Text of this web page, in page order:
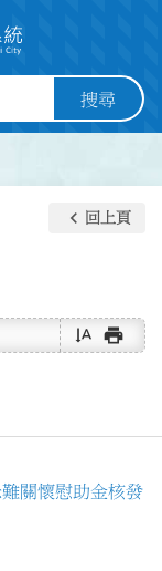
搜尋
keyboard_arrow_left 回上頁
text_rotate_vertical print
關懷慰助金核發